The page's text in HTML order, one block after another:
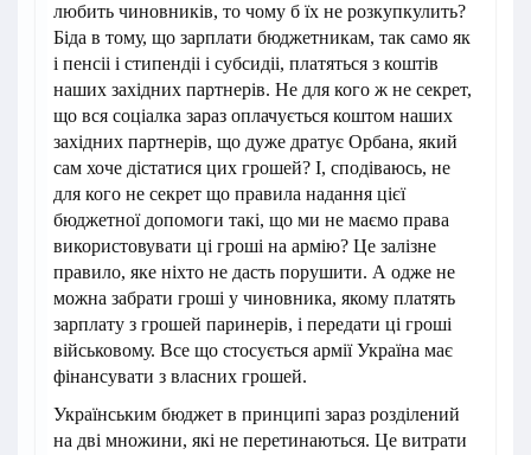
любить чиновників, то чому б їх не розкупкулить?
Біда в тому, що зарплати бюджетникам, так само як
і пенсіі і стипендіі і субсидіі, платяться з коштів
наших західних партнерів. Не для кого ж не секрет,
що вся соціалка зараз оплачується коштом наших
західних партнерів, що дуже дратує Орбана, який
сам хоче дістатися цих грошей? І, сподіваюсь, не
для кого не секрет що правила надання цієї
бюджетної допомоги такі, що ми не маємо права
використовувати ці гроші на армію? Це залізне
правило, яке ніхто не дасть порушити. А одже не
можна забрати гроші у чиновника, якому платять
зарплату з грошей паринерів, і передати ці гроші
військовому. Все що стосується армії Україна має
фінансувати з власних грошей.
Українським бюджет в принципі зараз розділений
на дві множини, які не перетинаються. Це витрати